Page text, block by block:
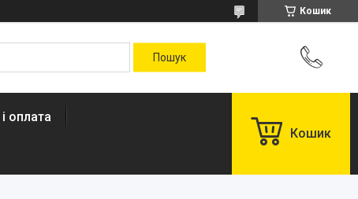
Кошик
оплата
Кошик